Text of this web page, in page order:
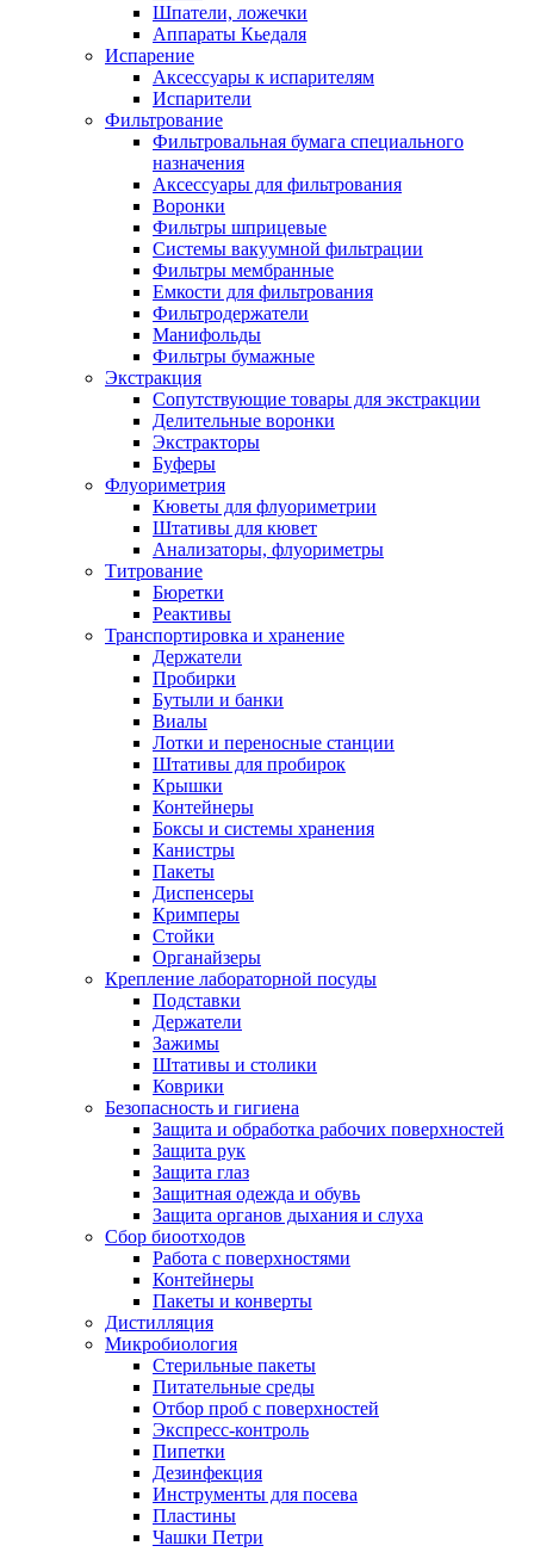
Шпатели, ложечки
Аппараты Кьедаля
Испарение
Аксессуары к испарителям
Испарители
Фильтрование
Фильтровальная бумага специального
назначения
Аксессуары для фильтрования
Воронки
Фильтры шприцевые
Системы вакуумной фильтрации
Фильтры мембранные
Емкости для фильтрования
Фильтродержатели
Манифольды
Фильтры бумажные
Экстракция
Сопутствующие товары для экстракции
Делительные воронки
Экстракторы
Буферы
Флуориметрия
Кюветы для флуориметрии
Штативы для кювет
Анализаторы, флуориметры
Титрование
Бюретки
Реактивы
Транспортировка и хранение
Держатели
Пробирки
Бутыли и банки
Виалы
Лотки и переносные станции
Штативы для пробирок
Крышки
Контейнеры
Боксы и системы хранения
Канистры
Пакеты
Диспенсеры
Кримперы
Стойки
Органайзеры
Крепление лабораторной посуды
Подставки
Держатели
Зажимы
Штативы и столики
Коврики
Безопасность и гигиена
Защита и обработка рабочих поверхностей
Защита рук
Защита глаз
Защитная одежда и обувь
Защита органов дыхания и слуха
Сбор биоотходов
Работа с поверхностями
Контейнеры
Пакеты и конверты
Дистилляция
Микробиология
Стерильные пакеты
Питательные среды
Отбор проб с поверхностей
Экспресс-контроль
Пипетки
Дезинфекция
Инструменты для посева
Пластины
Чашки Петри